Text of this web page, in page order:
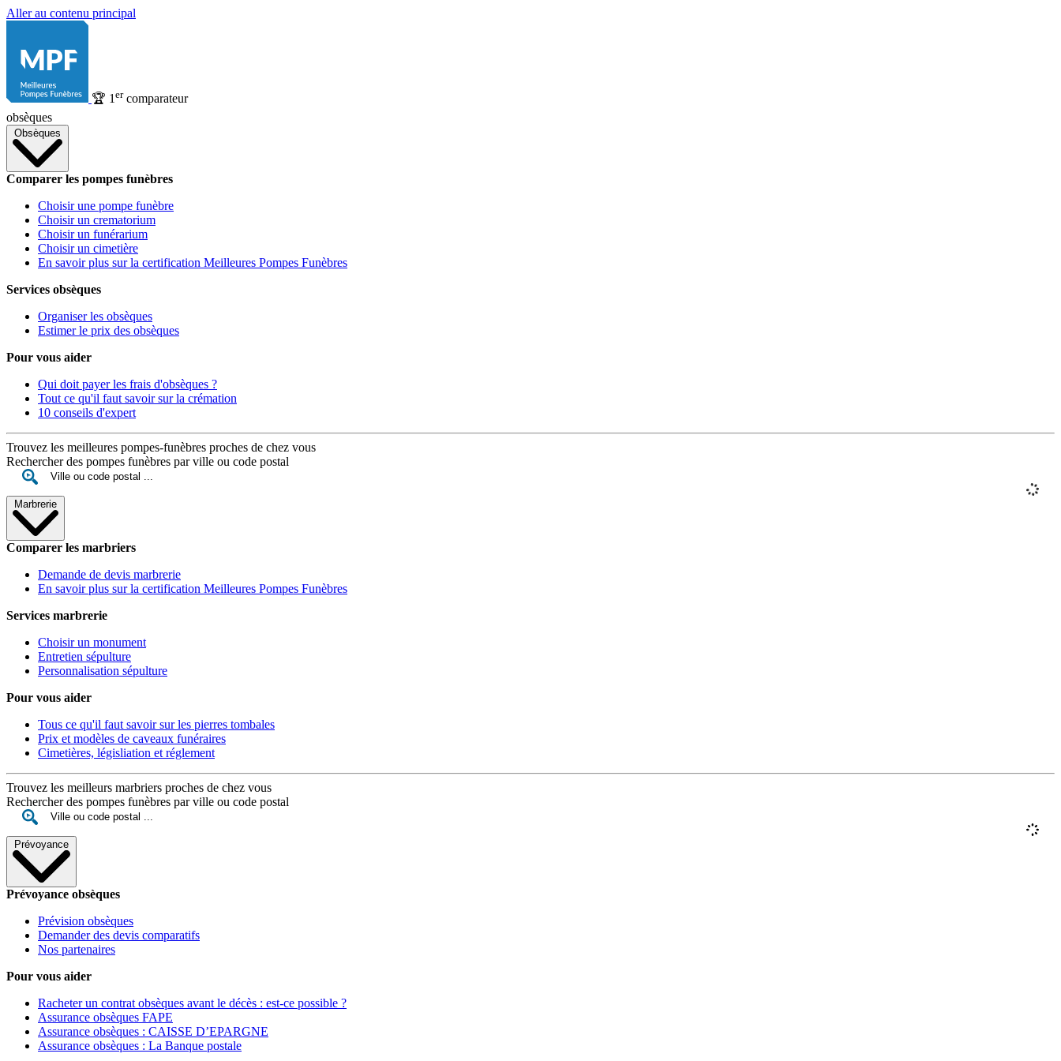
Aller au contenu principal
🏆 1 ercomparateur
obsèques
Obsèques
Comparer les pompes funèbres
Choisir une pompe funèbre
Choisir un crematorium
Choisir un funérarium
Choisir un cimetière
En savoir plus sur la certification Meilleures Pompes Funèbres
Services obsèques
Organiser les obsèques
Estimer le prix des obsèques
Pour vous aider
Qui doit payer les frais d'obsèques ?
Tout ce qu'il faut savoir sur la crémation
10 conseils d'expert
Trouvez les meilleures pompes-funèbres proches de chez vous
Rechercher des pompes funèbres par ville ou code postal
Marbrerie
Comparer les marbriers
Demande de devis marbrerie
En savoir plus sur la certification Meilleures Pompes Funèbres
Services marbrerie
Choisir un monument
Entretien sépulture
Personnalisation sépulture
Pour vous aider
Tous ce qu'il faut savoir sur les pierres tombales
Prix et modèles de caveaux funéraires
Cimetières, législiation et réglement
Trouvez les meilleurs marbriers proches de chez vous
Rechercher des pompes funèbres par ville ou code postal
Prévoyance
Prévoyance obsèques
Prévision obsèques
Demander des devis comparatifs
Nos partenaires
Pour vous aider
Racheter un contrat obsèques avant le décès : est-ce possible ?
Assurance obsèques FAPE
Assurance obsèques : CAISSE D’EPARGNE
Assurance obsèques : La Banque postale